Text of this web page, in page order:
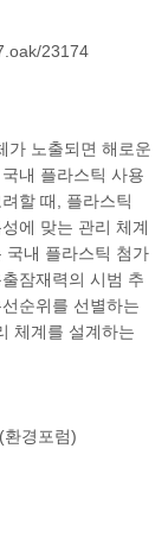
23174
가 노출되면 해로운
내 플라스틱 사용
할 때, 플라스틱
에 맞는 관리 체계
국내 플라스틱 첨가
잠재력의 시범 추
순위를 선별하는
체계를 설계하는
경포럼)